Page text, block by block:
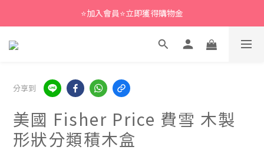
⭐加入會員⭐立即獲得購物金
分享到
美國 Fisher Price 費雪 木製
形狀分類積木盒